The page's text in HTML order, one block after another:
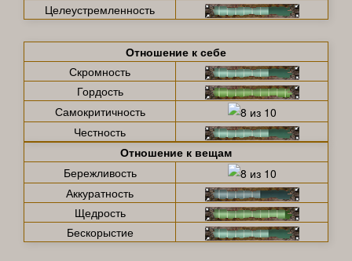
Целеустремленность
Отношение к себе
Скромность
Гордость
Самокритичность
Честность
Отношение к вещам
Бережливость
Аккуратность
Щедрость
Бескорыстие